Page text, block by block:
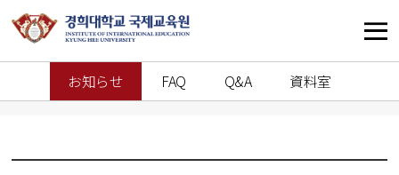
お知らせ FAQ Q&A 資料室